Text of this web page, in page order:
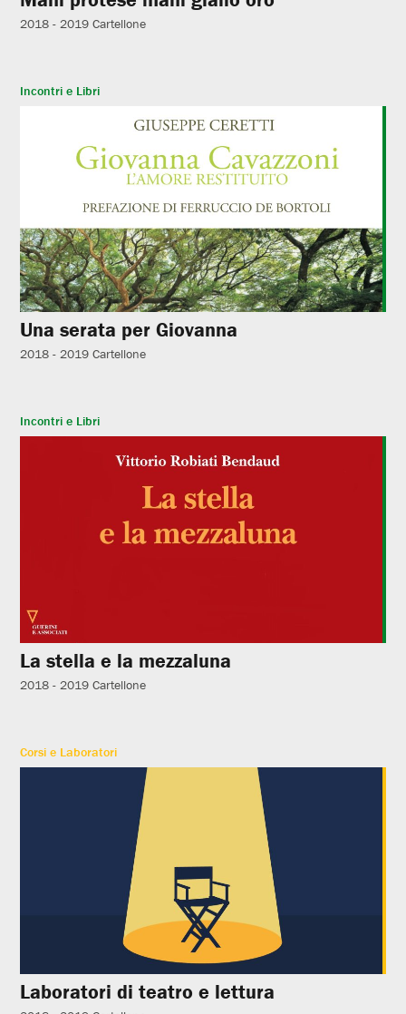
2018 - 2019 Cartellone
Incontri e Libri
Una serata per Giovanna
2018 - 2019 Cartellone
Incontri e Libri
La stella e la mezzaluna
2018 - 2019 Cartellone
Corsi e Laboratori
Laboratori di teatro e lettura